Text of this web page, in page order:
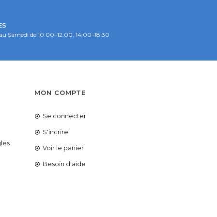
Samedi de 10:00–12:00, 14:00–18:30
MON COMPTE
Se connecter
S'incrire
Voir le panier
Besoin d'aide